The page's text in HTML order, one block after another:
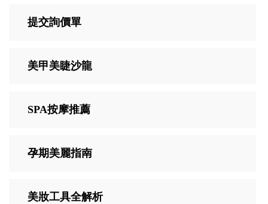
提交詢價單
美甲美睫沙龍
SPA按摩推薦
孕期美麗指南
美妝工具全解析